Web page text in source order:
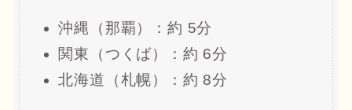
沖縄（那覇）：約 5分
関東（つくば）：約 6分
北海道（札幌）：約 8分